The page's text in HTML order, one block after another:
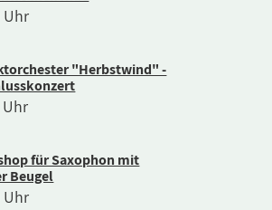
Uhr
"Herbstwind" -
Uhr
für Saxophon mit
Beugel
Uhr